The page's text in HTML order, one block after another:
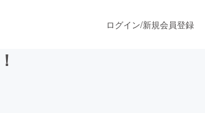
ログイン/新規会員登録